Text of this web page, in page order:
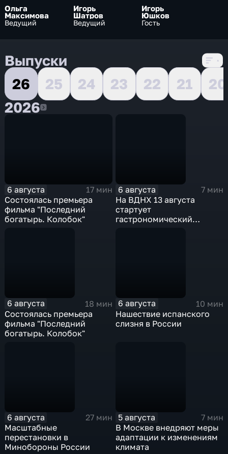
Ольга
Максимова
Ведущий
Игорь
Шатров
Ведущий
Игорь
Юшков
Гость
Выпуски
26
25 24 23 22 21
20
20262026
6 августа
17 мин
Состоялась премьера
фильма "Последний
богатырь. Колобок"
6 августа
7 мин
На ВДНХ 13 августа
стартует
гастрономический
6 августа
18 мин
Состоялась премьера
фильма "Последний
богатырь. Колобок"
6 августа
10 мин
Нашествие испанского
слизня в России
6 августа
27 мин
Масштабные
перестановки в
Минобороны России
5 августа
7 мин
В Москве внедряют меры
адаптации к изменениям
климата